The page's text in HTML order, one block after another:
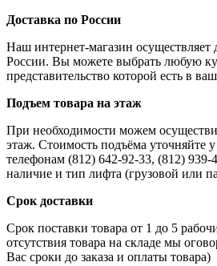
Доставка по России
Наш интернет-магазин осуществляет
России. Вы можете выбрать любую
представительство которой есть в
Подъем товара на этаж
При необходимости можем
этаж. Стоимость подъёма уточняйте
телефонам (812) 642-92-33, (812) 939-
наличие и тип лифта (грузовой или
Срок доставки
Срок поставки товара от 1 до 5
отсутствия товара на складе мы
Вас сроки до заказа и оплаты товара)